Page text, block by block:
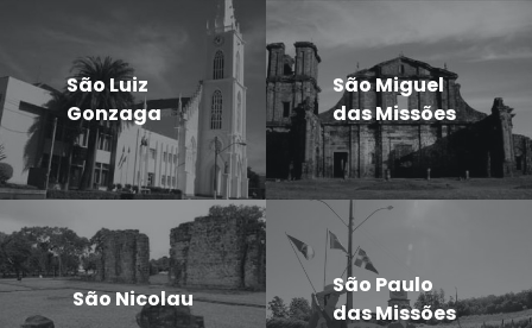
São Luiz
Gonzaga
São Miguel
das Missões
São Nicolau
São Paulo
das Missões